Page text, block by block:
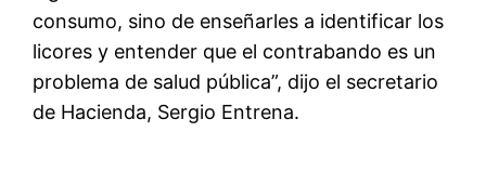
consumo, sino de enseñarles a identificar los
licores y entender que el contrabando es un
problema de salud pública”, dijo el secretario
de Hacienda, Sergio Entrena.